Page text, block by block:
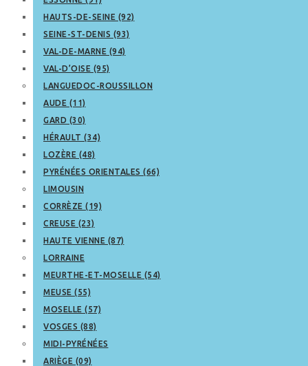
HAUTS-DE-SEINE (92)
SEINE-ST-DENIS (93)
VAL-DE-MARNE (94)
VAL-D’OISE (95)
LANGUEDOC-ROUSSILLON
AUDE (11)
GARD (30)
HÉRAULT (34)
LOZÈRE (48)
PYRÉNÉES ORIENTALES (66)
LIMOUSIN
CORRÈZE (19)
CREUSE (23)
HAUTE VIENNE (87)
LORRAINE
MEURTHE-ET-MOSELLE (54)
MEUSE (55)
MOSELLE (57)
VOSGES (88)
MIDI-PYRÉNÉES
ARIÈGE (09)